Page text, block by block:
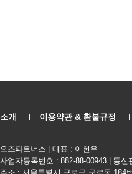
소개 이용약관 & 환불규정
오즈파트너스 | 대표 : 이헌우
사업자등록번호 : 882-88-00943 | 통